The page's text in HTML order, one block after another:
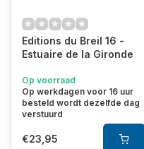
Editions du Breil 16 -
Estuaire de la Gironde
Op voorraad
Op werkdagen voor 16 uur
besteld wordt dezelfde dag
verstuurd
€23,95